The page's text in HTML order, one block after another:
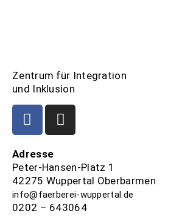
Zentrum für Integration
und Inklusion
Adresse
Peter-Hansen-Platz 1
42275 Wuppertal Oberbarmen
info@faerberei-wuppertal.de
0202 – 643064